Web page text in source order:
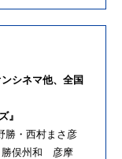
シネマ他、全国
』
・西村まさ彦
俣州和 彦摩